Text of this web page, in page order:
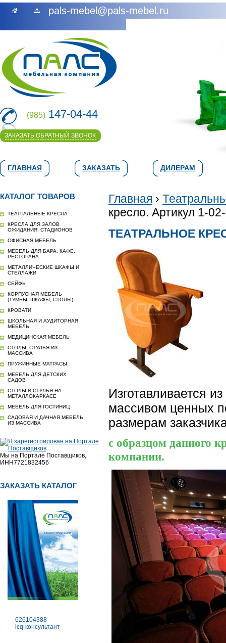
pals-mebel@pals-mebel.ru
(985) 147-04-44
ЗАКАЗАТЬ ОБРАТНЫЙ ЗВОНОК
ГЛАВНАЯ ЗАКАЗАТЬ ДИЛЕРАМ
КАТАЛОГ ТОВАРОВ
ТЕАТРАЛЬНЫЕ КРЕСЛА
КРЕСЛА ДЛЯ ЗАЛОВ
ОЖИДАНИЯ, СТАДИОНОВ
ОФИСНАЯ МЕБЕЛЬ
МЕБЕЛЬ ДЛЯ БАРА, КАФЕ,
РЕСТОРАНА
МЕТАЛЛИЧЕСКИЕ ШКАФЫ И
СТЕЛЛАЖИ
СЕЙФЫ
КОРПУСНАЯ МЕБЕЛЬ
(ТУМБЫ, ШКАФЫ, СТОЛЫ)
КРОВАТИ
ШКОЛЬНАЯ И АУДИТОРНАЯ
МЕБЕЛЬ
МЕДИЦИНСКАЯ МЕБЕЛЬ
СТОЛЫ, СТУЛЬЯ ИЗ
МАССИВА
ПРУЖИННЫЕ МАТРАСЫ
МЕБЕЛЬ ДЛЯ ДЕТСКИХ
САДОВ
СТОЛЫ И СТУЛЬЯ НА
МЕТАЛЛОКАРКАСЕ
МЕБЕЛЬ ДЛЯ ГОСТИНИЦ
САДОВАЯ И ДАЧНАЯ МЕБЕЛЬ
ИЗ МАССИВА
Мы на Портале Поставщиков,
ИНН7721832456
ЗАКАЗАТЬ КАТАЛОГ
626104388
icq-консультант
Главная ›
кресло. Артикул 1-
ТЕАТРАЛЬНОЕ
Изготавливается
массивом ценных
размерам
с образцом данного
компании.